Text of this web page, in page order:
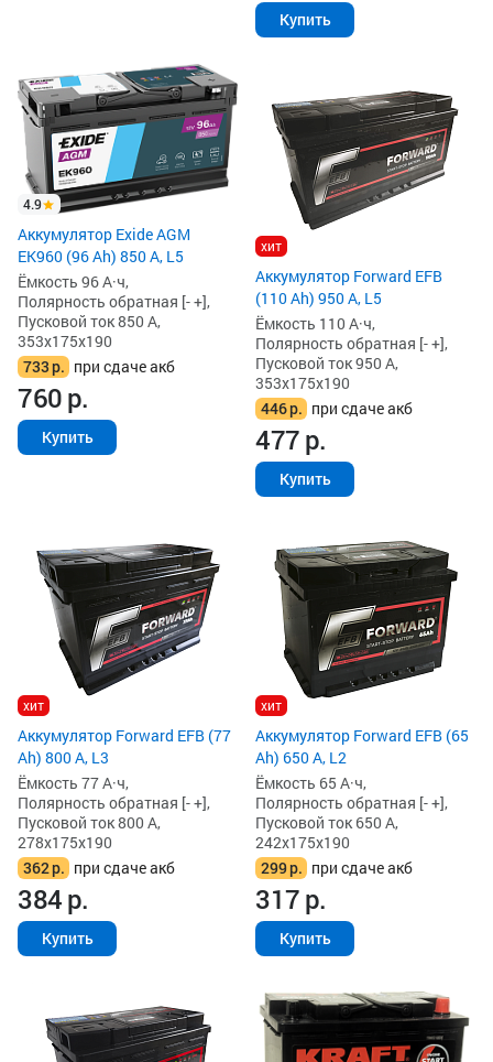
Купить
4.9
Аккумулятор Exide AGM
EK960 (96 Ah) 850 А, L5
Ёмкость 96 А·ч,
Полярность обратная [- +],
Пусковой ток 850 А,
353x175x190
733р. при сдаче акб
760р.
Купить
хит
Аккумулятор Forward EFB
(110 Ah) 950 А, L5
Ёмкость 110 А·ч,
Полярность обратная [- +],
Пусковой ток 950 А,
353x175x190
446р. при сдаче акб
477р.
Купить
хит
Аккумулятор Forward EFB (77
Ah) 800 А, L3
Ёмкость 77 А·ч,
Полярность обратная [- +],
Пусковой ток 800 А,
278x175x190
362р. при сдаче акб
384р.
Купить
хит
Аккумулятор Forward EFB (65
Ah) 650 А, L2
Ёмкость 65 А·ч,
Полярность обратная [- +],
Пусковой ток 650 А,
242x175x190
299р. при сдаче акб
317р.
Купить